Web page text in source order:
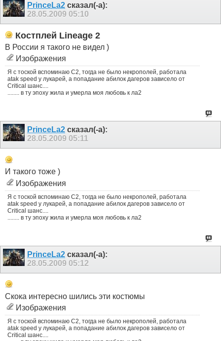
PrinceLa2 сказал(-а):
28.05.2009 05:10
Костплей Lineage 2
В России я такого не видел )
Изображения
Я с тоской вспоминаю С2, тогда не было некрополей, работала
atak speed у лукарей, а попадание абилок дагеров зависело от
Critical шанс....
........ в ту эпоху жила и умерла моя любовь к ла2
PrinceLa2 сказал(-а):
28.05.2009 05:11
И такого тоже )
Изображения
Я с тоской вспоминаю С2, тогда не было некрополей, работала
atak speed у лукарей, а попадание абилок дагеров зависело от
Critical шанс....
........ в ту эпоху жила и умерла моя любовь к ла2
PrinceLa2 сказал(-а):
28.05.2009 05:12
Скока интересно шились эти костюмы
Изображения
Я с тоской вспоминаю С2, тогда не было некрополей, работала
atak speed у лукарей, а попадание абилок дагеров зависело от
Critical шанс....